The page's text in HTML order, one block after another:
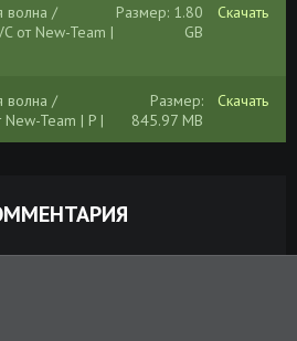
волна /
от New-Team |
Размер: 1.80
GB
Скачать
волна /
Team | P |
Размер:
845.97 MB
Скачать
New-Team | P |